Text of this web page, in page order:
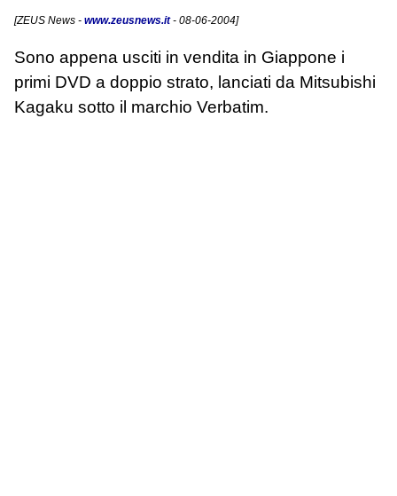
[ZEUS News - www.zeusnews.it- 08-06-2004]
Sono appena usciti in vendita in Giappone i
primi DVD a doppio strato, lanciati da Mitsubishi
Kagaku sotto il marchio Verbatim.